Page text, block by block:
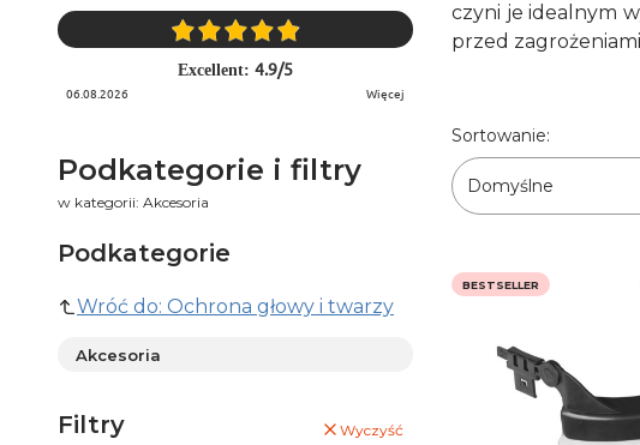
Excellent: 4.9/5
06.08.2026 więcej
Podkategorie i filtry
w kategorii: Akcesoria
Podkategorie
Wróć do: Ochrona głowy i twarzy
Akcesoria
Filtry Wyczyść
czyni je idealnym
przed
Lista produktów
Sortowanie:
Domyślne
BESTSELLER